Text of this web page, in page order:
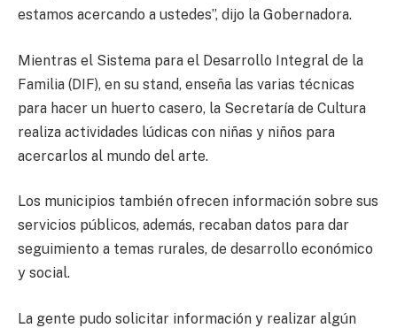
estamos acercando a ustedes”, dijo la Gobernadora.
Mientras el Sistema para el Desarrollo Integral de la
Familia (DIF), en su stand, enseña las varias técnicas
para hacer un huerto casero, la Secretaría de Cultura
realiza actividades lúdicas con niñas y niños para
acercarlos al mundo del arte.
Los municipios también ofrecen información sobre sus
servicios públicos, además, recaban datos para dar
seguimiento a temas rurales, de desarrollo económico
y social.
La gente pudo solicitar información y realizar algún